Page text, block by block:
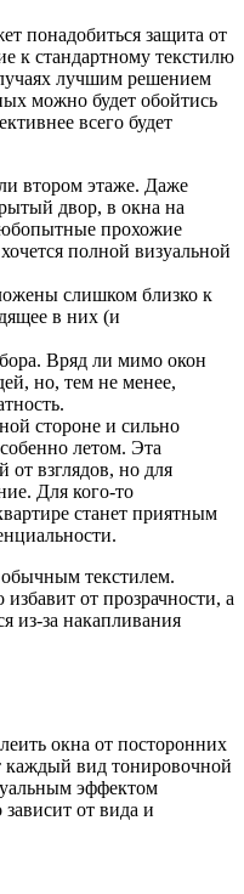
понадобиться защита от
к стандартному текстилю
лучшим решением
можно будет обойтись
всего будет
втором этаже. Даже
двор, в окна на
прохожие
полной визуальной
слишком близко к
в них (и
Вряд ли мимо окон
но, тем не менее,
стороне и сильно
летом. Эта
от взглядов, но для
Для кого-то
станет приятным
текстилем.
от прозрачности, а
из-за накапливания
окна от посторонних
каждый вид тонировочной
эффектом
от вида и